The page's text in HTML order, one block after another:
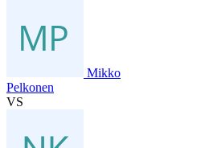
Mikko
Pelkonen
VS